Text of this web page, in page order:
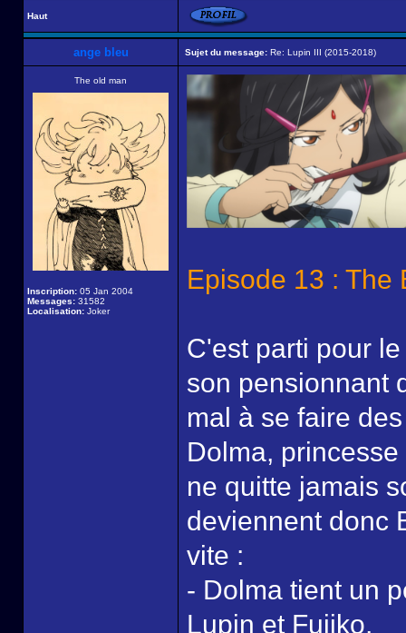
Haut
ange bleu Sujet du message: Re: Lupin III (2015-2018)
The old man
Inscription: 05 Jan 2004
Messages: 31582
Localisation: Joker
Episode 13 : The
C'est parti pour
son pensionnant
mal à se faire
Dolma,
ne quitte jamais
deviennent donc
vite :
- Dolma tient un
Lupin et Fujiko,